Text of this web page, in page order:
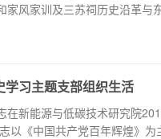
风家训及三苏祠历史沿革与
学习主题支部组织生活
新能源与低碳技术研究院
以《中国共产党百年辉煌》